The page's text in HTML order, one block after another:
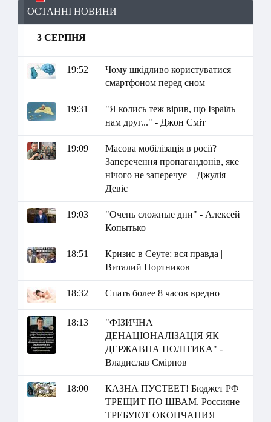
ОСТАННІ НОВИНИ
3 СЕРПНЯ
19:52
Чому шкідливо користуватися
смартфоном перед сном
19:31
"Я колись теж вірив, що Ізраїль
нам друг..." - Джон Сміт
19:09
Масова мобілізація в росії?
Заперечення пропагандонів, яке
нічого не заперечує – Джулія
Девіс
19:03
"Очень сложные дни" - Алексей
Копытько
18:51
Кризис в Сеуте: вся правда |
Виталий Портников
18:32 Спать более 8 часов вредно
18:13
"ФІЗИЧНА
ДЕНАЦІОНАЛІЗАЦІЯ ЯК
ДЕРЖАВНА ПОЛІТИКА" -
Владислав Смірнов
18:00
КАЗНА ПУСТЕЕТ! Бюджет РФ
ТРЕЩИТ ПО ШВАМ. Россияне
ТРЕБУЮТ ОКОНЧАНИЯ